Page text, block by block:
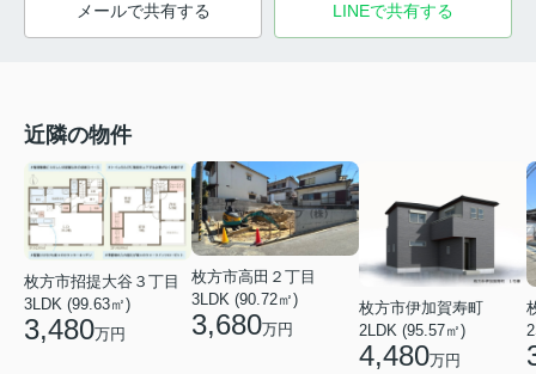
メールで共有する LINEで共有する
近隣の物件
枚方市招提大谷３丁目
3LDK (99.63㎡)
3,480万円
枚方市高田２丁目
3LDK (90.72㎡)
3,680万円
枚方市伊加賀寿町
2LDK (95.57㎡)
4,480万円